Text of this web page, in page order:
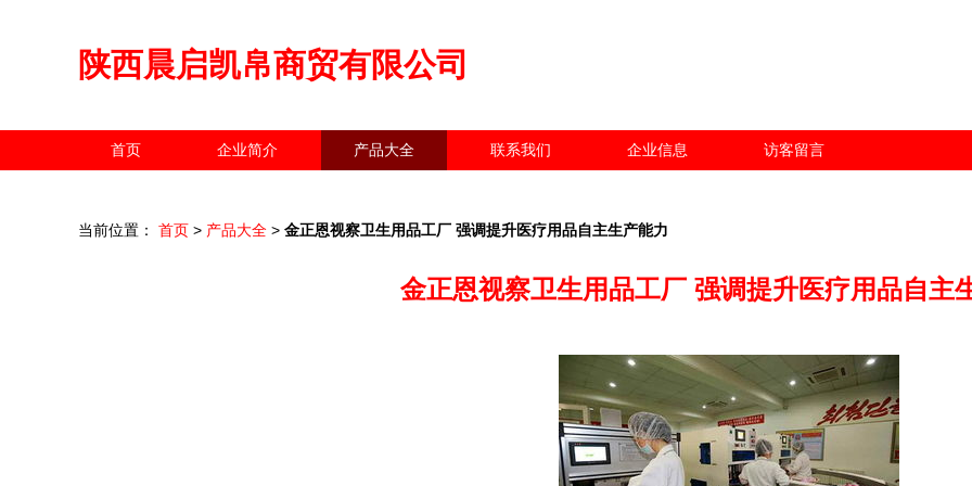
陕西晨启凯帛商贸有限公司
首页 企业简介 产品大全 联系我们 企业信息 访客留言
当前位置： 首页 > 产品大全 > 金正恩视察卫生用品工厂 强调提升医疗用品自主生产能力
金正恩视察卫生用品工厂 强调提升医疗用品自主